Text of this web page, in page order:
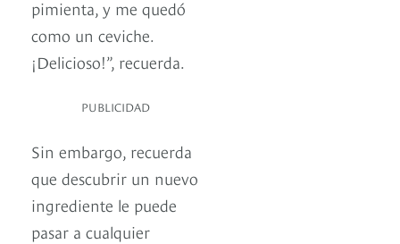
pimienta, y me quedó
como un ceviche.
¡Delicioso!”, recuerda.
PUBLICIDAD
Sin embargo, recuerda
que descubrir un nuevo
ingrediente le puede
pasar a cualquier